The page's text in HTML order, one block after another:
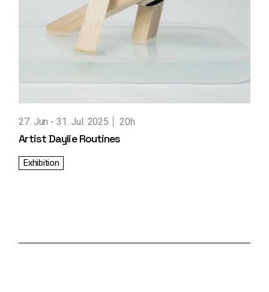
27. Jun 31. Jul. 2025 20h
Artist Daylie Routines
Exhibition